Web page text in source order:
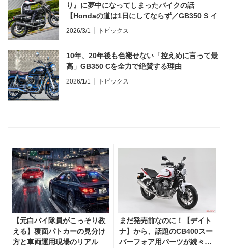
り』に夢中になってしまったバイクの話
【Hondaの道は1日にしてならず／GB350 S イ
ンプレ・レビュー 前編】
2026/3/1 トピックス
10年、20年後も色褪せない「控えめに言って最
高」GB350 Cを全力で絶賛する理由
2026/1/1 トピックス
【元白バイ隊員がこっそり教
える】覆面パトカーの見分け
方と車両運用現場のリアル
まだ発売前なのに！【デイト
ナ】から、話題のCB400スー
パーフォア用パーツが続々登